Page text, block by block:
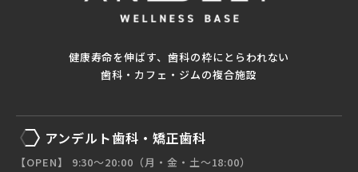
健康寿命を伸ばす、歯科の枠にとらわれない
歯科・カフェ・ジムの複合施設
アンデルト歯科・矯正歯科
【OPEN】 9:30〜20:00（月・金・土〜18:00）